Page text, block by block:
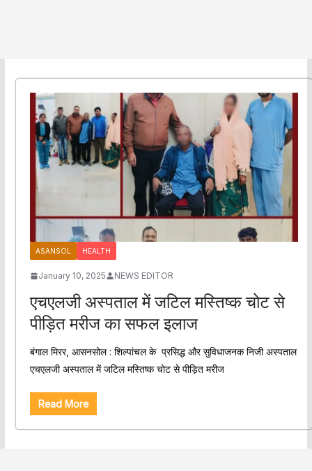
ASANSOL HEALTH
January 10, 2025 NEWS EDITOR
एचएलजी अस्पताल में जटिल मस्तिष्क चोट से
पीड़ित मरीज का सफल इलाज
बंगाल मिरर, आसनसोल : शिल्पांचल के प्रसिद्ध और सुविधाजनक निजी अस्पताल
एचएलजी अस्पताल में जटिल मस्तिष्क चोट से पीड़ित मरीज
Read More